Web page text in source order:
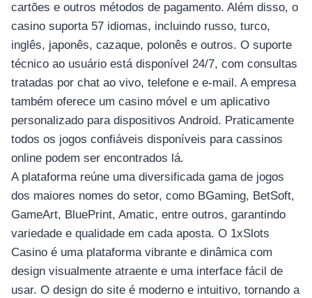
cartões e outros métodos de pagamento. Além disso, o
casino suporta 57 idiomas, incluindo russo, turco,
inglês, japonês, cazaque, polonês e outros. O suporte
técnico ao usuário está disponível 24/7, com consultas
tratadas por chat ao vivo, telefone e e-mail. A empresa
também oferece um casino móvel e um aplicativo
personalizado para dispositivos Android. Praticamente
todos os jogos confiáveis disponíveis para cassinos
online podem ser encontrados lá.
A plataforma reúne uma diversificada gama de jogos
dos maiores nomes do setor, como BGaming, BetSoft,
GameArt, BluePrint, Amatic, entre outros, garantindo
variedade e qualidade em cada aposta. O 1xSlots
Casino é uma plataforma vibrante e dinâmica com
design visualmente atraente e uma interface fácil de
usar. O design do site é moderno e intuitivo, tornando a